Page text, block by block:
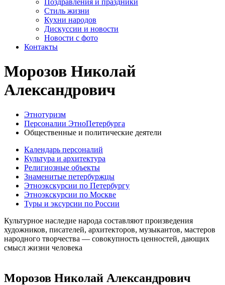
Поздравления и праздники
Cтиль жизни
Кухни народов
Дискуссии и новости
Новости с фото
Контакты
Морозов Николай
Александрович
Этнотуризм
Персоналии ЭтноПетербурга
Общественные и политические деятели
Календарь персоналий
Культура и архитектура
Религиозные объекты
Знаменитые петербуржцы
Этноэкскурсии по Петербургу
Этноэкскурсии по Москве
Туры и эксурсии по России
Культурное наследие народа составляют произведения
художников, писателей, архитекторов, музыкантов, мастеров
народного творчества ― совокупность ценностей, дающих
смысл жизни человека
Морозов Николай Александрович